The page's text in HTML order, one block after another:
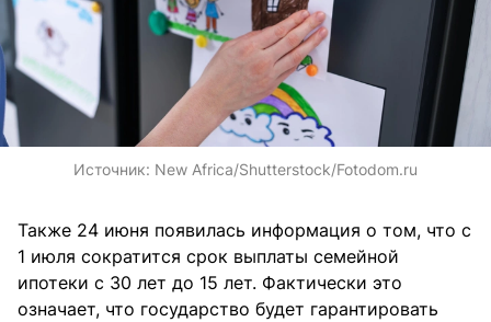
Источник: New Africa/Shutterstock/Fotodom.ru
Также 24 июня появилась информация о том, что с
1 июля сократится срок выплаты семейной
ипотеки с 30 лет до 15 лет. Фактически это
означает, что государство будет гарантировать